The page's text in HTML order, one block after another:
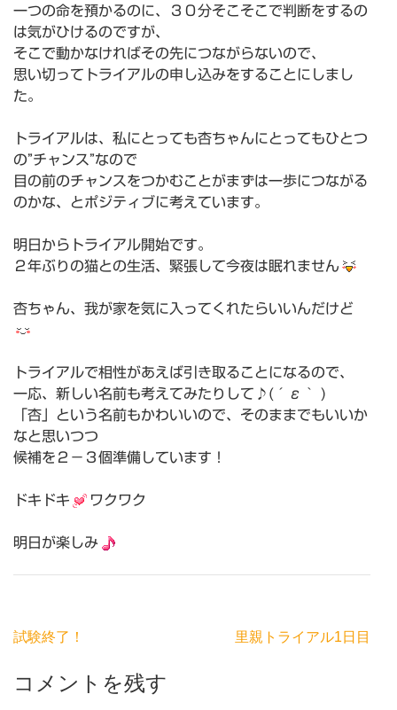
一つの命を預かるのに、３０分そこそこで判断をするの
は気がひけるのですが、
そこで動かなければその先につながらないので、
思い切ってトライアルの申し込みをすることにしまし
た。
トライアルは、私にとっても杏ちゃんにとってもひとつ
の”チャンス”なので
目の前のチャンスをつかむことがまずは一歩につながる
のかな、とポジティブに考えています。
明日からトライアル開始です。
２年ぶりの猫との生活、緊張して今夜は眠れません
杏ちゃん、我が家を気に入ってくれたらいいんだけど
トライアルで相性があえば引き取ることになるので、
一応、新しい名前も考えてみたりして♪(´ε｀ )
「杏」という名前もかわいいので、そのままでもいいか
なと思いつつ
候補を２−３個準備しています！
ドキドキ ワクワク
明日が楽しみ
投
ナ
試験終了！ 里親トライアル1日目
コメントを残す